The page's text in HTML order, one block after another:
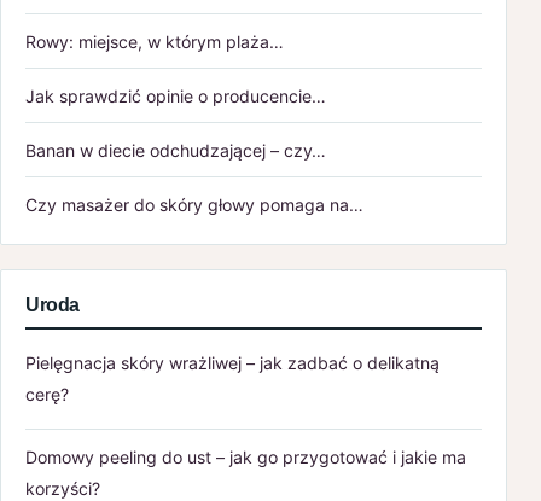
Rowy: miejsce, w którym plaża…
Jak sprawdzić opinie o producencie…
Banan w diecie odchudzającej – czy…
Czy masażer do skóry głowy pomaga na…
Uroda
Pielęgnacja skóry wrażliwej – jak zadbać o delikatną
cerę?
Domowy peeling do ust – jak go przygotować i jakie ma
korzyści?